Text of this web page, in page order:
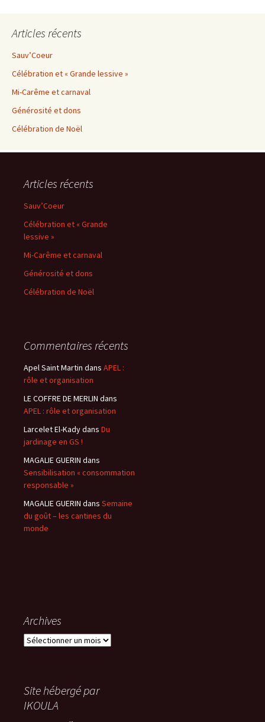
Articles récents
Sauv’Coeur
Célébration et « Grande lessive »
Mi-Carême et carnaval
Générosité et dons
Célébration de Noël
Articles récents
Sauv’Coeur
Célébration et « Grande
lessive »
Mi-Carême et carnaval
Générosité et dons
Célébration de Noël
Commentaires récents
Apel Saint Martin dans APEL :
rôle et organisation
LE COFFRE DE MERLIN dans
APEL : rôle et organisation
Larcelet El-Kadydans Du
jardinage en GS !
MAGALIE GUERIN dans
Sensibilisation « consommation
responsable »
MAGALIE GUERIN dans Semaine
du goût – les cantines du
monde
Archives
Archives
Site hébergé par
IKOULA